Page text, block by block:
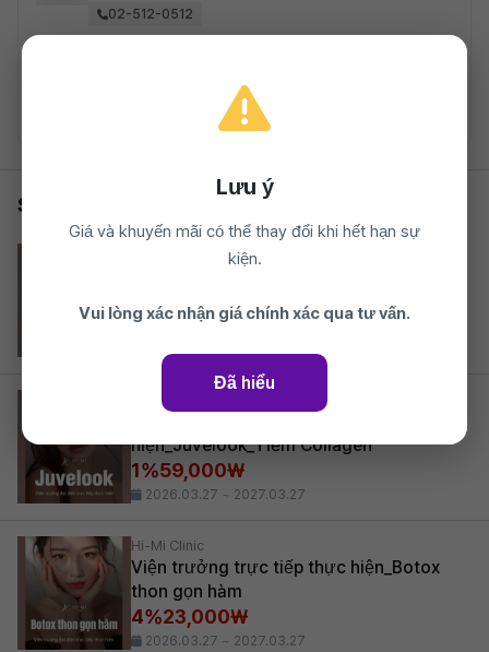
02-512-0512
Sự kiện khác của cùng phòng khám
39,500₩
Hi-Mi Clinic
hiện_Juvelook_Tiêm Collagen
1%59,000₩
2026.03.27 ~ 2027.03.27
Hi-Mi Clinic
Viện trưởng trực tiếp thực hiện_Botox
thon gọn hàm
4%23,000₩
2026.03.27 ~ 2027.03.27
Lưu ý
Giá và khuyến mãi có thể thay đổi khi hết hạn sự
kiện.
Vui lòng xác nhận giá chính xác qua tư vấn.
Đã hiểu